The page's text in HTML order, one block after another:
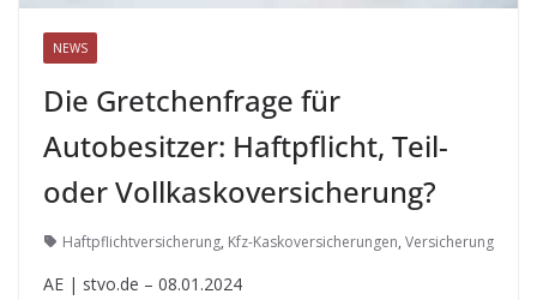
NEWS
Die Gretchenfrage für
Autobesitzer: Haftpflicht, Teil-
oder Vollkaskoversicherung?
Haftpflichtversicherung, Kfz-Kaskoversicherungen, Versicherung
AE | stvo.de – 08.01.2024